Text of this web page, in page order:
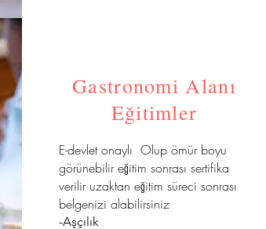
Gastronomi Alanı
Eğitimler
E-devlet onaylı Olup ömür boyu
görünebilir eğitim sonrası sertifika
verilir uzaktan eğitim süreci sonrası
belgenizi alabilirsiniz
-Aşçılık